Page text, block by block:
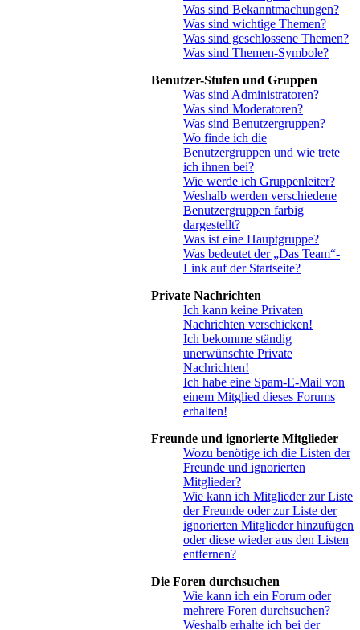
Was sind Bekanntmachungen?
Was sind wichtige Themen?
Was sind geschlossene Themen?
Was sind Themen-Symbole?
Benutzer-Stufen und Gruppen
Was sind Administratoren?
Was sind Moderatoren?
Was sind Benutzergruppen?
Wo finde ich die
Benutzergruppen und wie trete
ich ihnen bei?
Wie werde ich Gruppenleiter?
Weshalb werden verschiedene
Benutzergruppen farbig
dargestellt?
Was ist eine Hauptgruppe?
Was bedeutet der „Das Team“-
Link auf der Startseite?
Private Nachrichten
Ich kann keine Privaten
Nachrichten verschicken!
Ich bekomme ständig
unerwünschte Private
Nachrichten!
Ich habe eine Spam-E-Mail von
einem Mitglied dieses Forums
erhalten!
Freunde und ignorierte Mitglieder
Wozu benötige ich die Listen der
Freunde und ignorierten
Mitglieder?
Wie kann ich Mitglieder zur Liste
der Freunde oder zur Liste der
ignorierten Mitglieder hinzufügen
oder diese wieder aus den Listen
entfernen?
Die Foren durchsuchen
Wie kann ich ein Forum oder
mehrere Foren durchsuchen?
Weshalb erhalte ich bei der